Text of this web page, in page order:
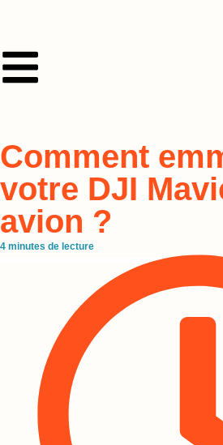
Comment
votre DJI
avion ?
4 minutes de lecture